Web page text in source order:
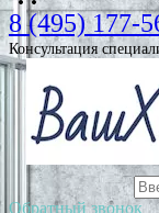
8 (495) 177-
Консультация
Обратный звонок